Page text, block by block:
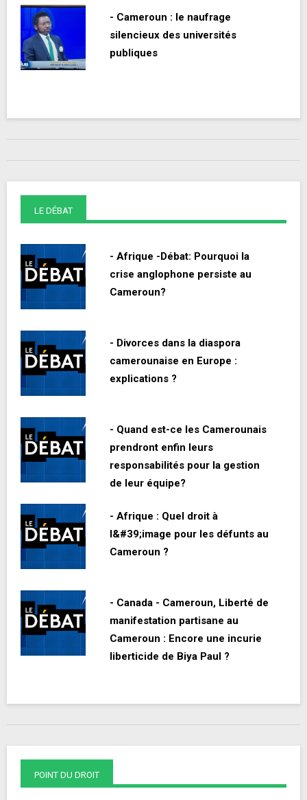
- Cameroun : le naufrage
silencieux des universités
publiques
LE DÉBAT
- Afrique -Débat: Pourquoi la
crise anglophone persiste au
Cameroun?
- Divorces dans la diaspora
camerounaise en Europe :
explications ?
- Quand est-ce les Camerounais
prendront enfin leurs
responsabilités pour la gestion
de leur équipe?
- Afrique : Quel droit à
l&#39;image pour les défunts au
Cameroun ?
- Canada - Cameroun, Liberté de
manifestation partisane au
Cameroun : Encore une incurie
liberticide de Biya Paul ?
POINT DU DROIT